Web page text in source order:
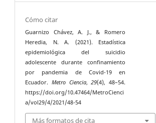
Cómo citar
Guarnizo Chávez, A. J., & Romero
Heredia, N. A. (2021). Estadística
epidemiológica del suicidio
adolescente durante confinamiento
por pandemia de Covid-19 en
Ecuador. Metro Ciencia,29(4), 48–54.
https://doi.org/10.47464/MetroCienci
a/vol29/4/2021/48-54
Más formatos de cita